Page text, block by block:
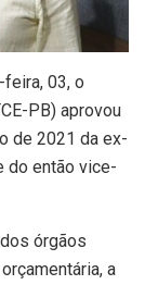
03, o
PB) aprovou
de 2021 da ex-
do então vice-
órgãos
a